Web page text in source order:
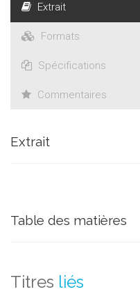
renouveler la réflexion
1980-1990 par nombre de
l’interface entre la
Extrait
Formats
Spécifications
Commentaires
Extrait
Table des matières
Titres liés